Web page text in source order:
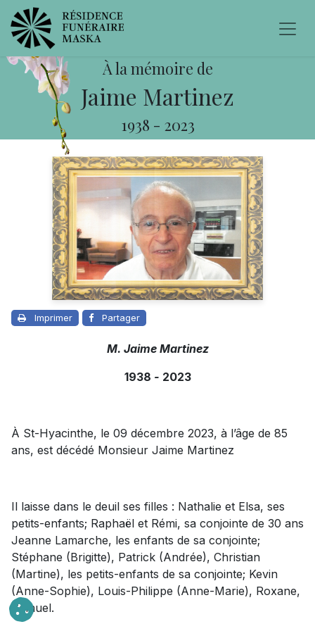
À la mémoire de
Jaime Martinez
1938 - 2023
Imprimer Partager
M. Jaime Martinez
1938 - 2023
À St-Hyacinthe, le 09 décembre 2023, à l’âge de 85
ans, est décédé Monsieur Jaime Martinez
Il laisse dans le deuil ses filles : Nathalie et Elsa, ses
petits-enfants; Raphaël et Rémi, sa conjointe de 30 ans
Jeanne Lamarche, les enfants de sa conjointe;
Stéphane (Brigitte), Patrick (Andrée), Christian
(Martine), les petits-enfants de sa conjointe; Kevin
(Anne-Sophie), Louis-Philippe (Anne-Marie), Roxane,
Samuel.